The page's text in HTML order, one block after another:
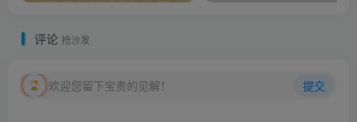
评论 抢沙发
欢迎您留下宝贵的见解！ 提交